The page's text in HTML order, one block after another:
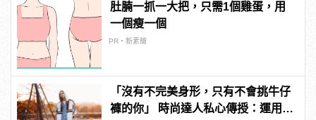
肚腩一抓一大把，只需1個雞蛋，用
一個瘦一個
PR・新素簡
「沒有不完美身形，只有不會挑牛仔
褲的你」 時尚達人私心傳授：運用